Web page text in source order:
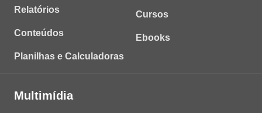
Relatórios
Conteúdos
Planilhas e Calculadoras
Cursos
Ebooks
Multimídia